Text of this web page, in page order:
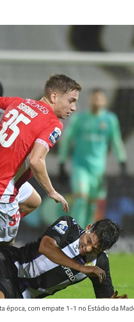
época, com empate 1-1 no Estádio da